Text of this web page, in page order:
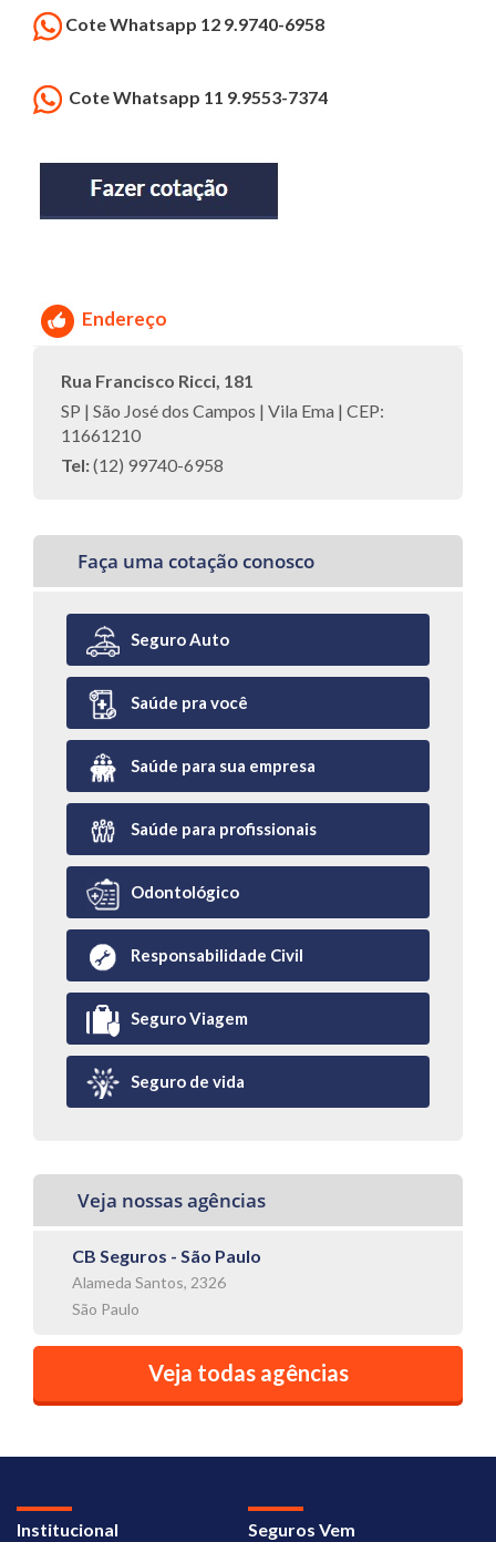
Cote Whatsapp 12 9.9740-6958
Cote Whatsapp 11 9.9553-7374
Endereço
Rua Francisco Ricci, 181
SP | São José dos Campos | Vila Ema | CEP:
11661210
Tel:(12) 99740-6958
Faça uma cotação conosco
Seguro Auto
Saúde pra você
Saúde para sua empresa
Saúde para profissionais
Odontológico
Responsabilidade Civil
Seguro Viagem
Seguro de vida
Veja nossas agências
CB Seguros - São Paulo
Alameda Santos, 2326
São Paulo
Veja todas agências
Institucional Seguros Vem